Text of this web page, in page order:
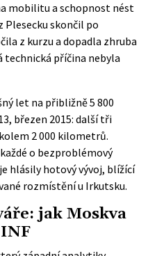
mobilitu a schopnost nést
Plesecku skončil po
z kurzu a dopadla zhruba
technická příčina nebyla
let na přibližně 5 800
březen 2015: další tři
2 000 kilometrů.
o bezproblémový
hlásily hotový vývoj, blížící
rozmístění u Irkutsku.
jak Moskva